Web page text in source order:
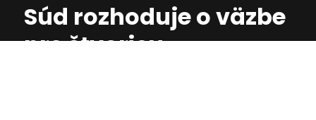
Súd rozhoduje o väzbe
pre štvoricu